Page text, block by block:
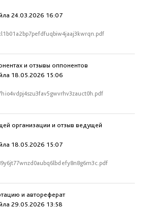
24.03.2026 16:07
и отзывы оппонентов
18.05.2026 15:06
организации и отзыв ведущей
18.05.2026 15:07
и автореферат
29.05.2026 13:58